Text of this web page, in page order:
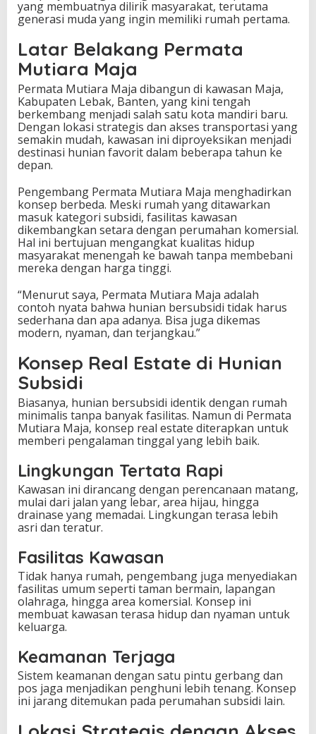
yang membuatnya dilirik masyarakat, terutama
generasi muda yang ingin memiliki rumah pertama.
Latar Belakang Permata
Mutiara Maja
Permata Mutiara Maja dibangun di kawasan Maja,
Kabupaten Lebak, Banten, yang kini tengah
berkembang menjadi salah satu kota mandiri baru.
Dengan lokasi strategis dan akses transportasi yang
semakin mudah, kawasan ini diproyeksikan menjadi
destinasi hunian favorit dalam beberapa tahun ke
depan.
Pengembang Permata Mutiara Maja menghadirkan
konsep berbeda. Meski rumah yang ditawarkan
masuk kategori subsidi, fasilitas kawasan
dikembangkan setara dengan perumahan komersial.
Hal ini bertujuan mengangkat kualitas hidup
masyarakat menengah ke bawah tanpa membebani
mereka dengan harga tinggi.
“Menurut saya, Permata Mutiara Maja adalah
contoh nyata bahwa hunian bersubsidi tidak harus
sederhana dan apa adanya. Bisa juga dikemas
modern, nyaman, dan terjangkau.”
Konsep Real Estate di Hunian
Subsidi
Biasanya, hunian bersubsidi identik dengan rumah
minimalis tanpa banyak fasilitas. Namun di Permata
Mutiara Maja, konsep real estate diterapkan untuk
memberi pengalaman tinggal yang lebih baik.
Lingkungan Tertata Rapi
Kawasan ini dirancang dengan perencanaan matang,
mulai dari jalan yang lebar, area hijau, hingga
drainase yang memadai. Lingkungan terasa lebih
asri dan teratur.
Fasilitas Kawasan
Tidak hanya rumah, pengembang juga menyediakan
fasilitas umum seperti taman bermain, lapangan
olahraga, hingga area komersial. Konsep ini
membuat kawasan terasa hidup dan nyaman untuk
keluarga.
Keamanan Terjaga
Sistem keamanan dengan satu pintu gerbang dan
pos jaga menjadikan penghuni lebih tenang. Konsep
ini jarang ditemukan pada perumahan subsidi lain.